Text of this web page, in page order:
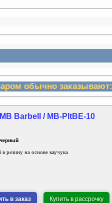
обычно заказывают:
Barbell / MB-PltBE-10
резину на основе каучука
в заказ Купить в рассрочку